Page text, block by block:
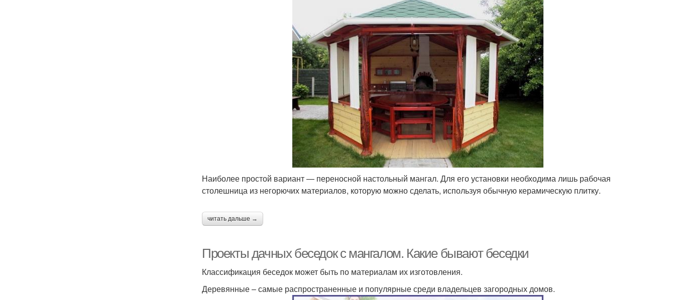
Наиболее простой вариант — переносной настольный мангал. Для его установки необходима лишь рабочая
столешница из негорючих материалов, которую можно сделать, используя обычную керамическую плитку.
читать дальше →
Проекты дачных беседок с мангалом. Какие бывают беседки
Классификация беседок может быть по материалам их изготовления.
Деревянные – самые распространенные и популярные среди владельцев загородных домов.